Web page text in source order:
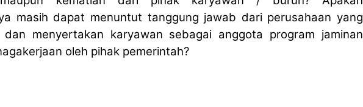
masih dapat menuntut tanggung jawab dari perusahaan yang
menyertakan karyawan sebagai anggota program jaminan
oleh pihak pemerintah?